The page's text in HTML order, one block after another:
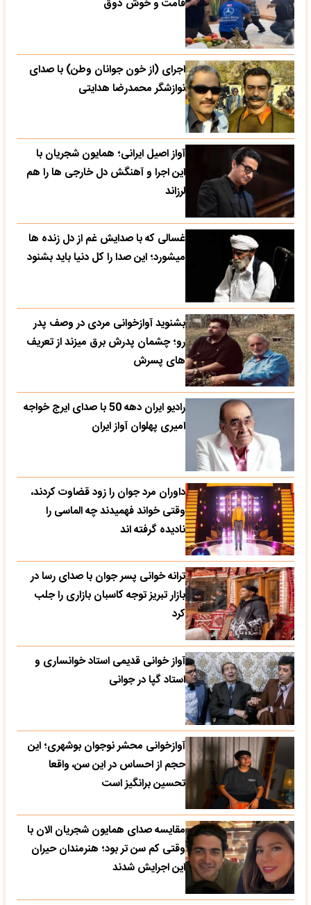
قامت و خوش ذوق
اجرای (از خون جوانان وطن) با صدای
نوازشگر محمدرضا هدایتی
آواز اصیل ایرانی؛ همایون شجریان با
این اجرا و آهنگش دل خارجی ها را هم
لرزاند
غسالی که با صدایش غم از دل زنده ها
میشورد؛ این صدا را کل دنیا باید بشنود
بشنوید آوازخوانی مردی در وصف پدر
رو؛ چشمان پدرش برق میزند از تعریف
های پسرش
رادیو ایران دهه 50 با صدای ایرج خواجه
امیری پهلوان آواز ایران
داوران مرد جوان را زود قضاوت کردند،
وقتی خواند فهمیدند چه الماسی را
نادیده گرفته اند
ترانه خوانی پسر جوان با صدای رسا در
بازار تبریز توجه کاسبان بازاری را جلب
کرد
آواز خوانی قدیمی استاد خوانساری و
استاد گپا در جوانی
آوازخوانی محشر نوجوان بوشهری؛ این
حجم از احساس در این سن، واقعا
تحسین‌ برانگیز است
مقایسه صدای همایون شجریان الان با
وقتی کم سن تر بود؛ هنرمندان حیران
این اجرایش شدند